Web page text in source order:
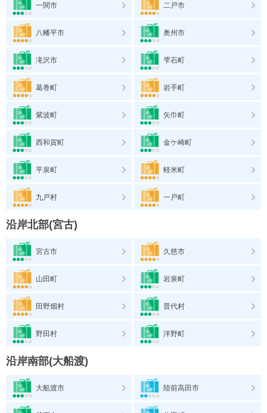
一関市 二戸市
八幡平市 奥州市
滝沢市 雫石町
葛巻町 岩手町
紫波町 矢巾町
西和賀町 金ケ崎町
平泉町 軽米町
九戸村 一戸町
沿岸北部(宮古)
宮古市 久慈市
山田町 岩泉町
田野畑村 普代村
野田村 洋野町
沿岸南部(大船渡)
大船渡市 陸前高田市